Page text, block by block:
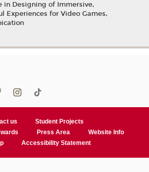
in Designing of Immersive,
Experiences for Video Games,
us
Student Projects
Press Area
Website Info
Accessibility Statement